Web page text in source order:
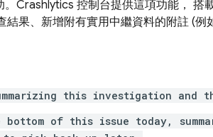
Crashlytics 控制台提供這項功能， 搭
果、新增附有實用中繼資料的附註 (例
this investigation and
of this issue today,